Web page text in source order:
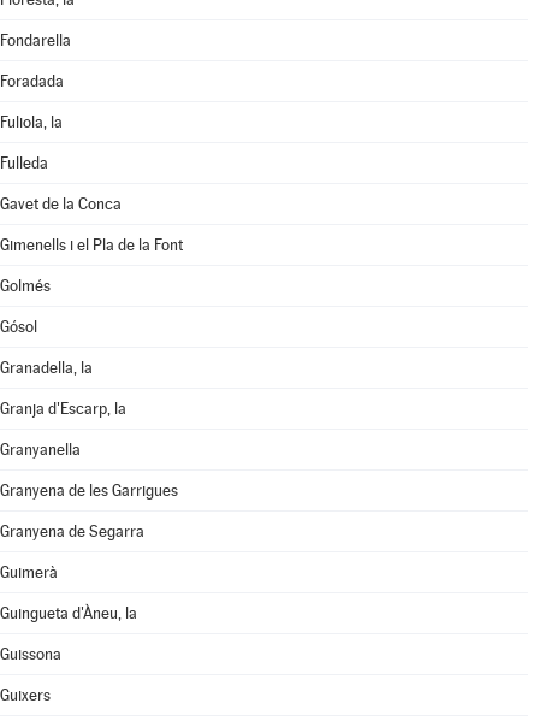
Fondarella
Foradada
Fuliola, la
Fulleda
Gavet de la Conca
Gimenells i el Pla de la Font
Golmés
Gósol
Granadella, la
Granja d'Escarp, la
Granyanella
Granyena de les Garrigues
Granyena de Segarra
Guimerà
Guingueta d'Àneu, la
Guissona
Guixers